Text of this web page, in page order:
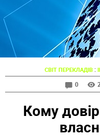
СВІТ ПЕРЕКЛАДІВ :
0
Кому